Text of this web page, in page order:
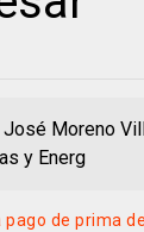
Moreno
y Energ
de prima